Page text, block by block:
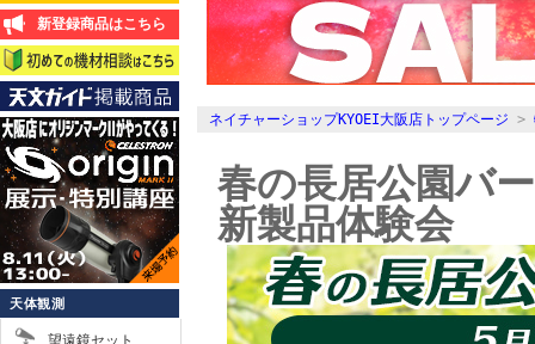
新登録商品はこちら
天体観測
望遠鏡セット
ネイチャーショップKYOEI大阪店トップページ >
春の長居公園バ
新製品体験会